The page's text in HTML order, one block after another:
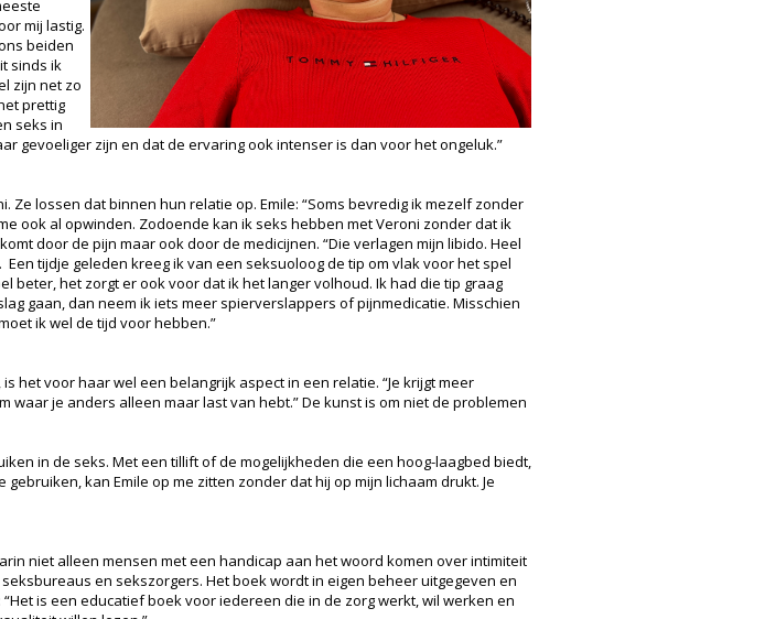
mij lastig.
beiden
sinds ik
zijn net zo
prettig
seks in
gevoeliger zijn en dat de ervaring ook intenser is dan voor het ongeluk.”
lossen dat binnen hun relatie op. Emile: “Soms bevredig ik mezelf zonder
ook al opwinden. Zodoende kan ik seks hebben met Veroni zonder dat ik
door de pijn maar ook door de medicijnen. “Die verlagen mijn libido. Heel
tijdje geleden kreeg ik van een seksuoloog de tip om vlak voor het spel
beter, het zorgt er ook voor dat ik het langer volhoud. Ik had die tip graag
gaan, dan neem ik iets meer spierverslappers of pijnmedicatie. Misschien
ik wel de tijd voor hebben.”
voor haar wel een belangrijk aspect in een relatie. “Je krijgt meer
je anders alleen maar last van hebt.” De kunst is om niet de problemen
in de seks. Met een tillift of de mogelijkheden die een hoog-laagbed biedt,
kan Emile op me zitten zonder dat hij op mijn lichaam drukt. Je
niet alleen mensen met een handicap aan het woord komen over intimiteit
en sekszorgers. Het boek wordt in eigen beheer uitgegeven en
is een educatief boek voor iedereen die in de zorg werkt, wil werken en